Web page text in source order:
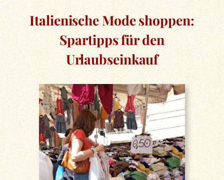
Italienische Mode shoppen:
Spartipps für den
Urlaubseinkauf